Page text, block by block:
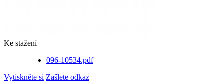
Ke stažení
096-10534.pdf
Vytiskněte si Zašlete odkaz